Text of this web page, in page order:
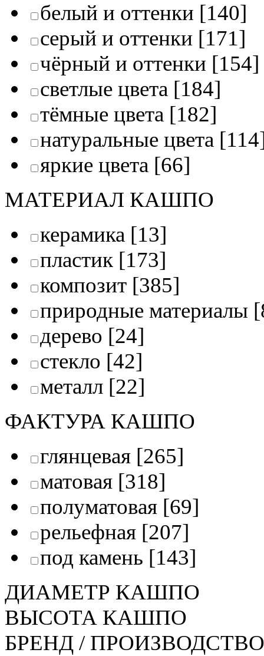
белый и оттенки [140]
серый и оттенки [171]
чёрный и оттенки [154]
светлые цвета [184]
тёмные цвета [182]
натуральные цвета
яркие цвета [66]
МАТЕРИАЛ КАШПО
керамика [13]
пластик [173]
композит [385]
природные материалы
дерево [24]
стекло [42]
металл [22]
ФАКТУРА КАШПО
глянцевая [265]
матовая [318]
полуматовая [69]
рельефная [207]
под камень [143]
ДИАМЕТР КАШПО
ВЫСОТА КАШПО
БРЕНД / ПРОИЗВОДСТВО